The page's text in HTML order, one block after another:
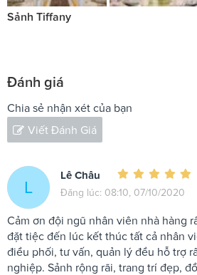
Sảnh Tiffany
Đánh giá
Chia sẻ nhận xét của bạn
Viết Đánh Giá
L
Lê Châu
Đăng lúc: 08:10, 07/10/2020
Cảm ơn đội ngũ nhân viên nhà hàng
đặt tiệc đến lúc kết thúc tất cả nhân
điều phối, tư vấn, quản lý đều hỗ trợ
nghiệp. Sảnh rộng rãi, trang trí đẹp,